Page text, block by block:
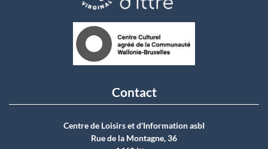
Contact
Centre de Loisirs et d'Information asbI
Rue de la Montagne, 36